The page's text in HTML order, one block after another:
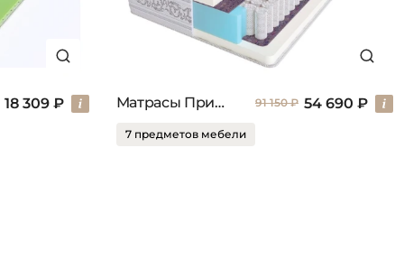
18 309 ₽ Матрасы Привиледж 91 150 ₽ 54 690 ₽
7 предметов мебели